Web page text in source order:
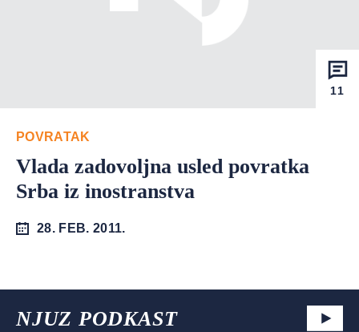
11
POVRATAK
Vlada zadovoljna usled povratka
Srba iz inostranstva
28. FEB. 2011.
NJUZ PODKAST